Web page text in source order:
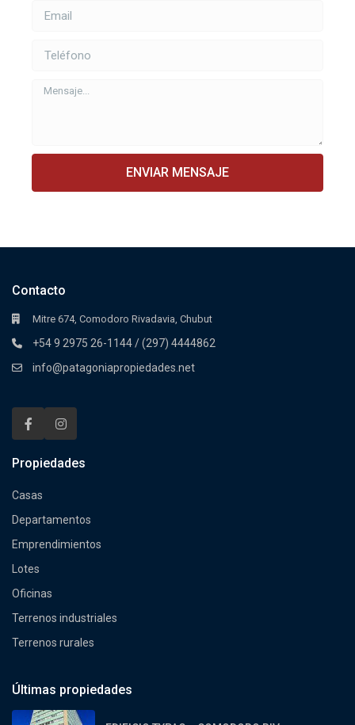
ENVIAR MENSAJE
Contacto
Mitre 674, Comodoro Rivadavia, Chubut
+54 9 2975 26-1144 / (297) 4444862
info@patagoniapropiedades.net
Propiedades
Casas
Departamentos
Emprendimientos
Lotes
Oficinas
Terrenos industriales
Terrenos rurales
Últimas propiedades